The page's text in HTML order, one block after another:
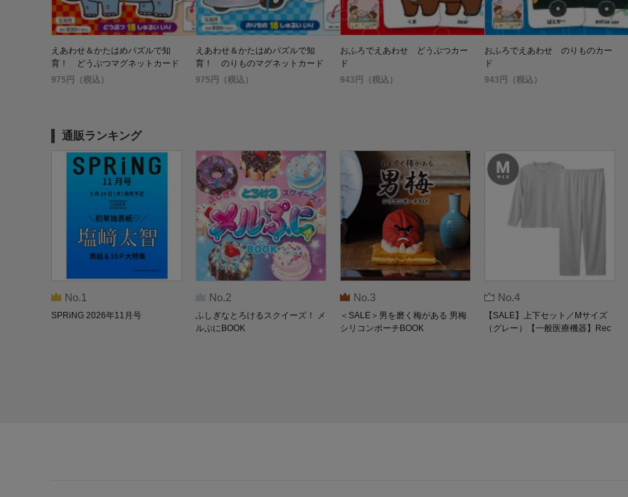
えあわせ＆かたはめパズルで知
育！ どうぶつマグネットカード
975円（税込）
えあわせ＆かたはめパズルで知
育！ のりものマグネットカード
975円（税込）
おふろでえあわせ どうぶつカー
ド
943円（税込）
おふろでえあわせ のりものカー
ド
943円（税込）
通販ランキング
No.1
SPRiNG 2026年11月号
No.2
ふしぎなとろけるスクイーズ！ メ
ルぷにBOOK
No.3
＜SALE＞男を磨く梅がある 男梅
シリコンポーチBOOK
No.4
【SALE】上下セット／Mサイズ
（グレー）【一般医療機器】Rec